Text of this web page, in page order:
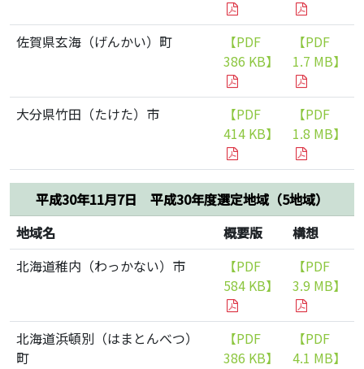
佐賀県玄海（げんかい）町
【PDF
386 KB】
【PDF
1.7 MB】
大分県竹田（たけた）市
【PDF
414 KB】
【PDF
1.8 MB】
平成30年11月7日 平成30年度選定地域（5地域）
地域名
概要版
構想
北海道稚内（わっかない）市
【PDF
584 KB】
【PDF
3.9 MB】
北海道浜頓別（はまとんべつ）
町
【PDF
386 KB】
【PDF
4.1 MB】